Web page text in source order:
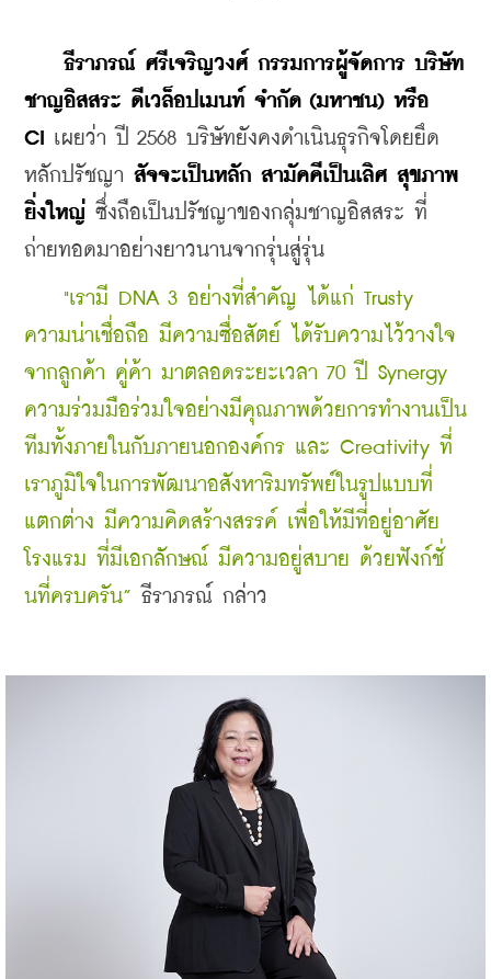
ธีราภรณ์ ศรีเจริญวงศ์ กรรมการผู้จัดการ บริษัท
ชาญอิสสระ ดีเวล็อปเมนท์ จำกัด (มหาชน) หรือ
CI
เผยว่า ปี 2568 บริษัทยังคงดำเนินธุรกิจโดยยึด
หลักปรัชญา สัจจะเป็นหลัก สามัคคีเป็นเลิศ สุขภาพ
ยิ่งใหญ่ ซึ่งถือเป็นปรัชญาของกลุ่มชาญอิสสระ ที่
ถ่ายทอดมาอย่างยาวนานจากรุ่นสู่รุ่น
"เรามี DNA 3 อย่างที่สำคัญ ได้แก่ Trusty
ความน่าเชื่อถือ มีความซื่อสัตย์ ได้รับความไว้วางใจ
จากลูกค้า คู่ค้า มาตลอดระยะเวลา 70 ปี
ความร่วมมือร่วมใจอย่างมีคุณภาพด้วยการทำงานเป็น
ทีมทั้งภายในกับภายนอกองค์กร และ Creativity ที่
เราภูมิใจในการพัฒนาอสังหาริมทรัพย์ในรูปแบบที่
แตกต่าง มีความคิดสร้างสรรค์ เพื่อให้มีที่อยู่อาศัย
โรงแรม ที่มีเอกลักษณ์ มีความอยู่สบาย ด้วยฟังก์ชั่
นที่ครบครัน” ธีราภรณ์ กล่าว